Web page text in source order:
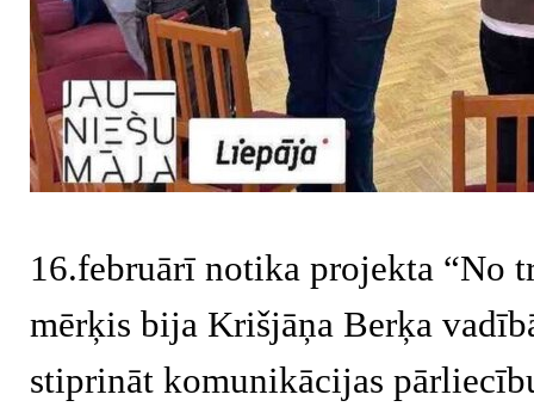
16.februārī notika projekta “No
mērķis bija Krišjāņa Berķa
stiprināt komunikācijas